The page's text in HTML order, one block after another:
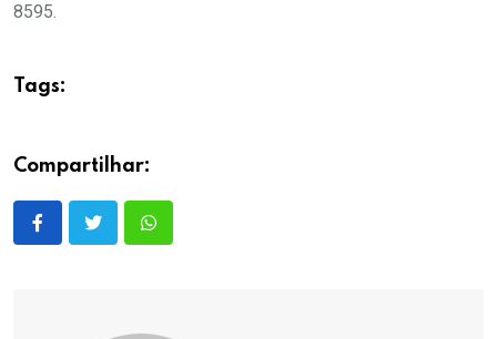
8595.
Tags:
Compartilhar: